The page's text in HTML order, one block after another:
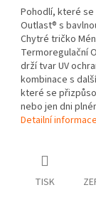
Pohodlí, které
Outlast® s
Chytré tričko
Termoregulační
drží tvar UV
kombinace s
které se
nebo jen dni
Detailní informace
TISK